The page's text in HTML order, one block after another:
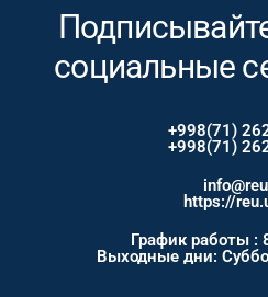
социальные
+998(71)
+998(71)
https://
График работы :
Выходные дни: